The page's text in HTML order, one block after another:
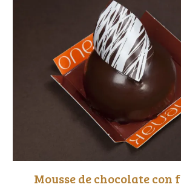
Mousse de chocolate con